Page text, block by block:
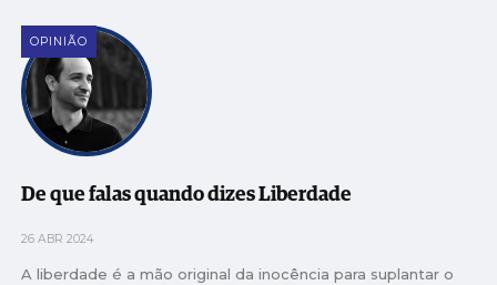
OPINIÃO
De que falas quando dizes Liberdade
26 ABR 2024
A liberdade é a mão original da inocência para suplantar o